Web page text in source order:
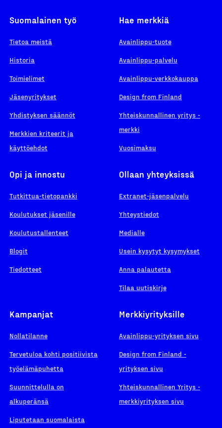
Suomalainen työ
Tietoa meistä
Historia
Toimielimet
Jäsenyritykset
Yhdistyksen säännöt
Merkkien kriteerit ja
käyttöehdot
Hae merkkiä
Avainlippu-tuote
Avainlippu-palvelu
Avainlippu-verkkokauppa
Design from Finland
Yhteiskunnallinen yritys -
merkki
Vuosimaksu
Opi ja innostu
Tutkittua-tietopankki
Koulutukset jäsenille
Koulutustallenteet
Blogit
Tiedotteet
Ollaan yhteyksissä
Extranet-jäsenpalvelu
Yhteystiedot
Medialle
Usein kysytyt kysymykset
Anna palautetta
Tilaa uutiskirje
Kampanjat
Nollatilanne
Tervetuloa kohti positiivista
työelämäpuhetta
Suunnittelulla on
alkuperänsä
Liputetaan suomalaista
Merkkiyrityksille
Avainlippu-yrityksen sivu
Design from Finland -
yrityksen sivu
Yhteiskunnallinen Yritys -
merkkiyrityksen sivu